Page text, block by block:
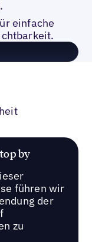
einfache
führen wir
der
zu